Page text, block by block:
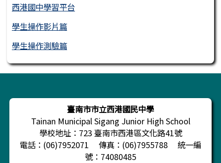
西港國中學習平台
學生操作影片篇
學生操作測驗篇
頁尾區域內容
臺南市市立西港國民中學
Tainan Municipal Sigang Junior High School
學校地址：723 臺南市西港區文化路41號
電話：(06)7952071 傳真：(06)7955788 統一編
號：74080485